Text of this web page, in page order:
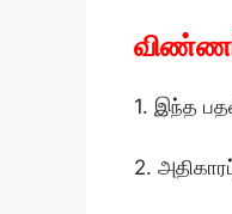
1. இந்த
2.